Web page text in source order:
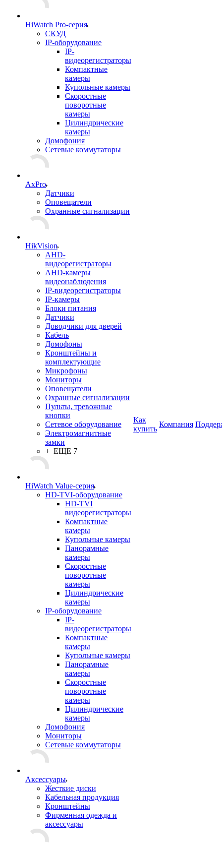
HiWatch Pro-серия
CКУД
IP-оборудование
IP-
видеорегистраторы
Компактные
камеры
Купольные камеры
Скоростные
поворотные
камеры
Цилиндрические
камеры
Домофония
Сетевые коммутаторы
AxPro
Датчики
Оповещатели
Охранные сигнализации
HikVision
AHD-
видеорегистраторы
AHD-камеры
видеонаблюдения
IP-видеорегистраторы
IP-камеры
Блоки питания
Датчики
Доводчики для дверей
Кабель
Домофоны
Кронштейны и
комплектующие
Микрофоны
Мониторы
Оповещатели
Охранные сигнализации
Пульты, тревожные
кнопки
Сетевое оборудование
Электромагнитные
замки
+ ЕЩЕ 7
HiWatch Value-серия
HD-TVI-оборудование
HD-TVI
видеорегистраторы
Компактные
камеры
Купольные камеры
Панорамные
камеры
Скоростные
поворотные
камеры
Цилиндрические
камеры
IP-оборудование
IP-
видеорегистраторы
Компактные
камеры
Купольные камеры
Панорамные
камеры
Скоростные
поворотные
камеры
Цилиндрические
камеры
Домофония
Мониторы
Сетевые коммутаторы
Аксессуары
Жесткие диски
Кабельная продукция
Кронштейны
Фирменная одежда и
аксессуары
Как
купить
Компания